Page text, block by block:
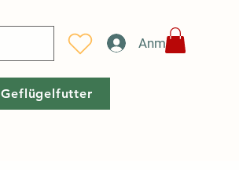
Anmelden
Geflügelfutter